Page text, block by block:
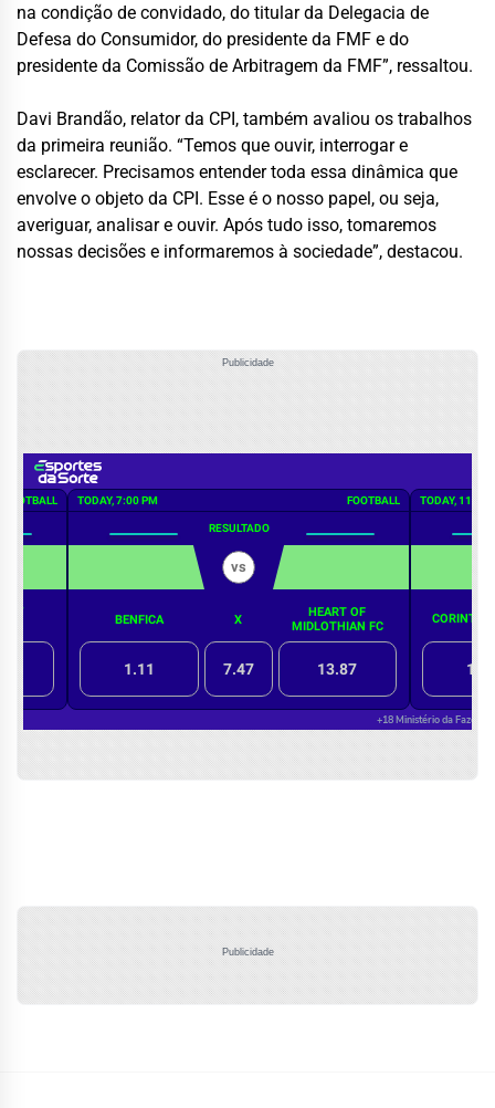
na condição de convidado, do titular da Delegacia de
Defesa do Consumidor, do presidente da FMF e do
presidente da Comissão de Arbitragem da FMF”, ressaltou.
Davi Brandão, relator da CPI, também avaliou os trabalhos
da primeira reunião. “Temos que ouvir, interrogar e
esclarecer. Precisamos entender toda essa dinâmica que
envolve o objeto da CPI. Esse é o nosso papel, ou seja,
averiguar, analisar e ouvir. Após tudo isso, tomaremos
nossas decisões e informaremos à sociedade”, destacou.
Publicidade
Publicidade